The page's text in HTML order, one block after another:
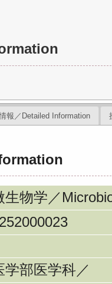
報／Detailed Information
生物学／
学部医学科／